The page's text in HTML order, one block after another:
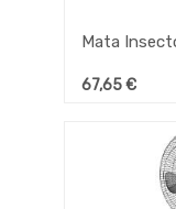
67,65€